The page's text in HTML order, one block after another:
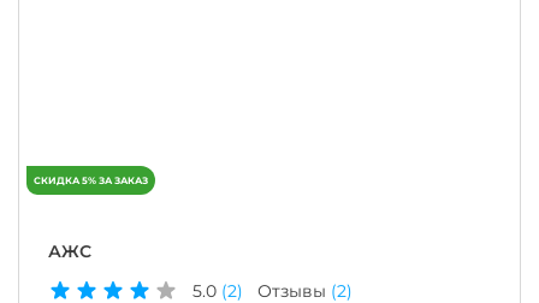
АЖС
5.0 (2) Отзывы (2)